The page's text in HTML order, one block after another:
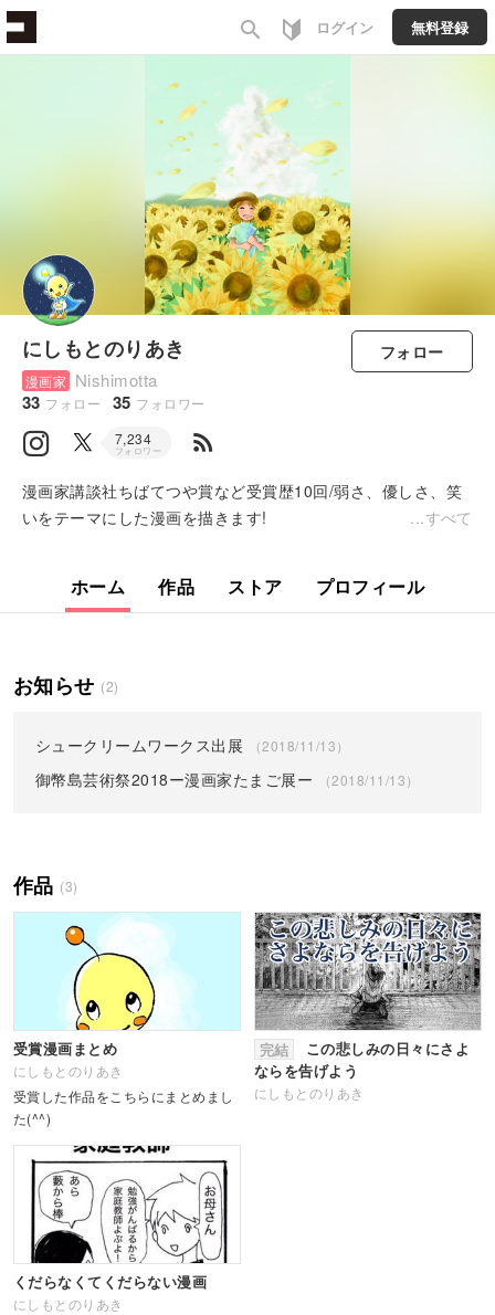
search ログイン 無料登録
にしもとのりあき
漫画家 Nishimotta
33 フォロー 35 フォロワー
フォロー
7,234
フォロワー rss_feed
漫画家講談社ちばてつや賞など受賞歴10回/弱さ、優しさ、笑
いをテーマにした漫画を描きます!
すべて
ホーム 作品 ストア プロフィール
お知らせ (2)
シュークリームワークス出展 （2018/11/13）
御幣島芸術祭2018ー漫画家たまご展ー （2018/11/13）
作品 (3)
受賞漫画まとめ
にしもとのりあき
受賞した作品をこちらにまとめまし
た(^^)
完結
この悲しみの日々にさよ
ならを告げよう
にしもとのりあき
くだらなくてくだらない漫画
にしもとのりあき